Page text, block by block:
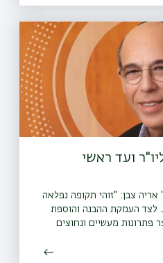
ועד ראשי
צבן: "זוהי תקופה נפלאה
לצד העמקת ההבנה והוספת
פתרונות מעשיים ונחוצים